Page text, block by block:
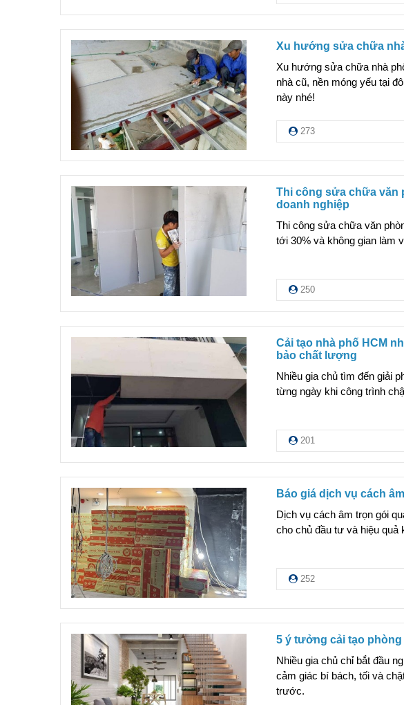
Xu hướng sửa chữa
Xu hướng sửa chữa nhà
nhà cũ, nền móng yếu tại
này nhé!
273
Thi công sửa chữa văn
doanh nghiệp
Thi công sửa chữa văn
tới 30% và không gian làm
250
Cải tạo nhà phố HCM
bảo chất lượng
Nhiều gia chủ tìm đến giải
từng ngày khi công trình
201
Báo giá dịch vụ cách
Dịch vụ cách âm trọn gói
cho chủ đầu tư và hiệu quả
252
5 ý tưởng cải tạo
Nhiều gia chủ chỉ bắt đầu
cảm giác bí bách, tối và
trước.